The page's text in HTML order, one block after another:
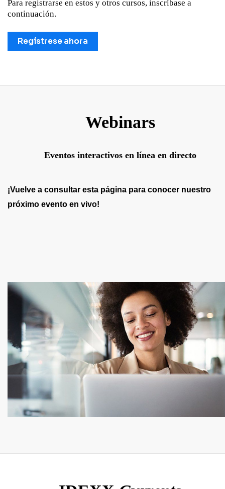
Para registrarse en estos y otros cursos, inscríbase a
continuación.
Regístrese ahora
Webinars
Eventos interactivos en línea en directo
¡Vuelve a consultar esta página para conocer nuestro
próximo evento en vivo!